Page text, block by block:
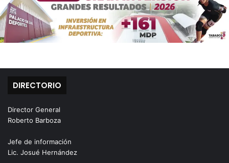
DIRECTORIO
Director General
Roberto Barboza
Jefe de información
Lic. Josué Hernández